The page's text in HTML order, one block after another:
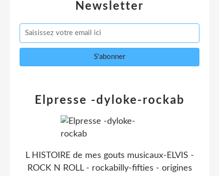
Newsletter
Elpresse -dyloke-rockab
L HISTOIRE de mes gouts musicaux-ELVIS -
ROCK N ROLL - rockabilly-fifties - origines